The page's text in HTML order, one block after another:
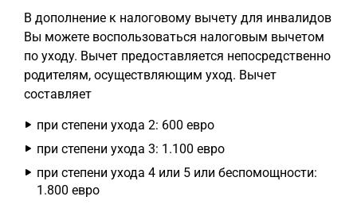
В дополнение к налоговому вычету для инвалидов
Вы можете воспользоваться налоговым вычетом
по уходу. Вычет предоставляется непосредственно
родителям, осуществляющим уход. Вычет
составляет
при степени ухода 2: 600 евро
при степени ухода 3: 1.100 евро
при степени ухода 4 или 5 или беспомощности:
1.800 евро